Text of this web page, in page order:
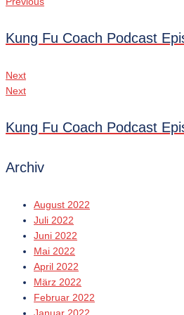
Kung Fu Coach Podcast
Next
Next
Kung Fu Coach Podcast
Archiv
August 2022
Juli 2022
Juni 2022
Mai 2022
April 2022
März 2022
Februar 2022
Januar 2022